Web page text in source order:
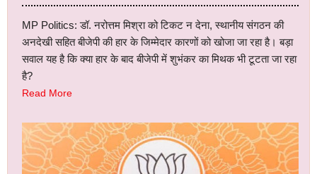
MP Politics: डॉ. नरोत्तम मिश्रा को टिकट न देना, स्थानीय संगठन की
अनदेखी सहित बीजेपी की हार के जिम्मेदार कारणों को खोजा जा रहा है। बड़ा
सवाल यह है कि क्या हार के बाद बीजेपी में शुभंकर का मिथक भी टूटता जा रहा
है?
Read More